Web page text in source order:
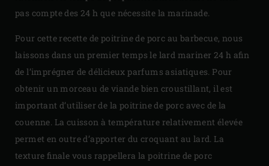
pas compte des 24 h que nécessite la marinade.
Pour cette recette de poitrine de porc au barbecue, nous
laissons dans un premier temps le lard mariner 24 h afin
de l’imprégner de délicieux parfums asiatiques. Pour
obtenir un morceau de viande bien croustillant, il est
important d’utiliser de la poitrine de porc avec de la
couenne. La cuisson à température relativement élevée
permet en outre d’apporter du croquant au lard. La
texture finale vous rappellera la poitrine de porc